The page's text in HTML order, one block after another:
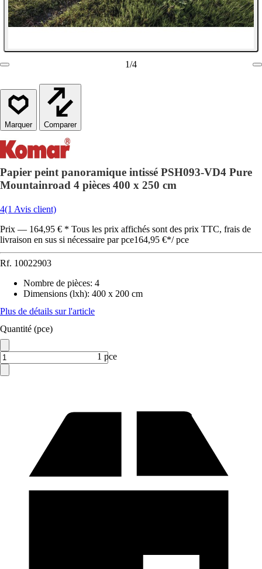
1/4
Comparer
Papier peint panoramique intissé PSH093-VD4 Pure
Mountainroad 4 pièces 400 x 250 cm
4(1 Avis client)
Prix — 164,95 € * Tous les prix affichés sont des prix TTC, frais de
livraison en sus si nécessaire par pce164,95 €*/ pce
Rf. 10022903
Nombre de pièces: 4
Dimensions (lxh): 400 x 200 cm
Plus de détails sur l'article
Quantité (pce)
1 pce